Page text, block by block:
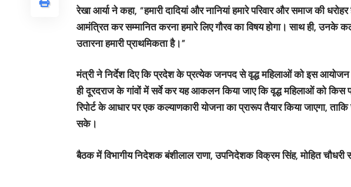
रेखा आर्या ने कहा, “हमारी दादियां और नानियां हमारे परिवार और समाज की
आमंत्रित कर सम्मानित करना हमारे लिए गौरव का विषय होगा। साथ ही, उनके
उतारना हमारी प्राथमिकता है।”
मंत्री ने निर्देश दिए कि प्रदेश के प्रत्येक जनपद से वृद्ध महिलाओं को इस
ही दूरदराज के गांवों में सर्वे कर यह आकलन किया जाए कि वृद्ध महिलाओं को किस
रिपोर्ट के आधार पर एक कल्याणकारी योजना का प्रारूप तैयार किया जाएगा,
सके।
बैठक में विभागीय निदेशक बंशीलाल राणा, उपनिदेशक विक्रम सिंह, मोहित